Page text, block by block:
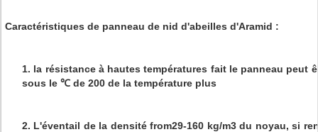
Caractéristiques de panneau de nid d'abeilles d'Aramid :
1. la résistance à hautes températures fait le panneau peut
sous le ℃ de 200 de la température plus
2. L'éventail de la densité from29-160 kg/m3 du noyau, si